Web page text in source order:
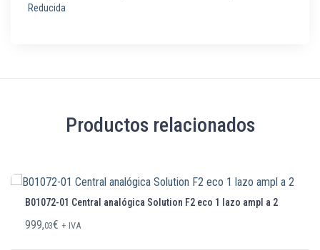
Reducida
Productos relacionados
B01072-01 Central analógica Solution F2 eco 1 lazo ampl a 2
999,03€ + IVA